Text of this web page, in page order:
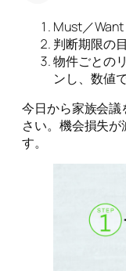
Must／Want
判断期限の
物件ごとの
ンし、数値
今日から家族会
さい。機会損失
す。